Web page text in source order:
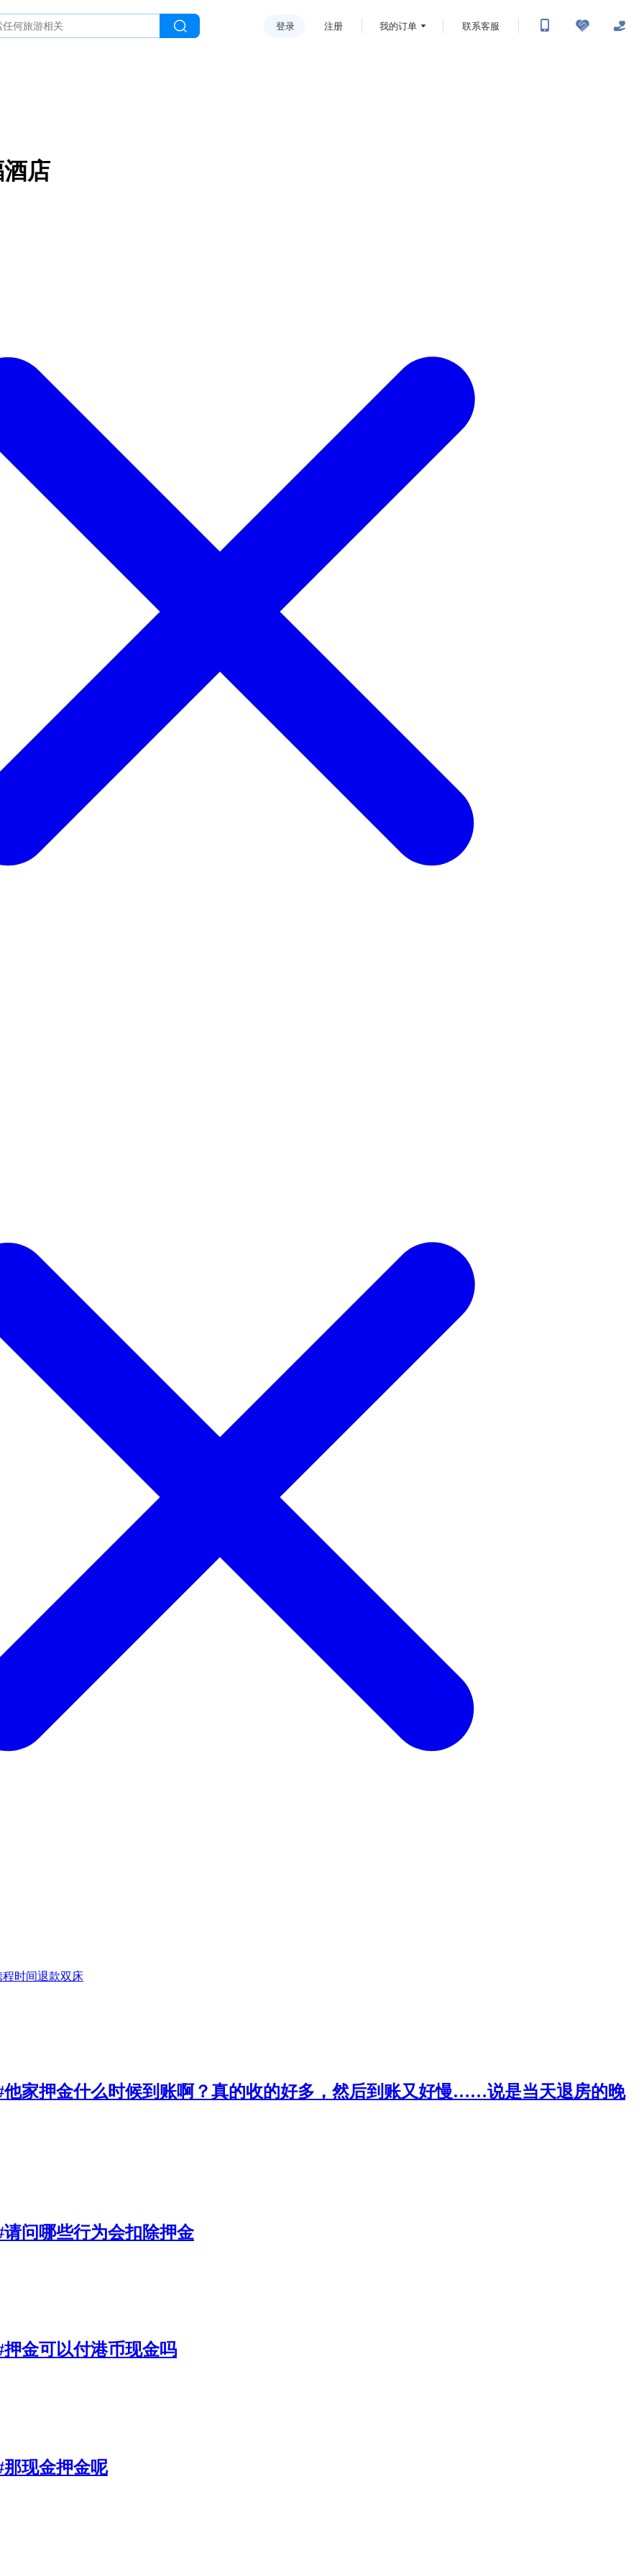
登录 注册 我的订单 联系客服
店
程时间退款双床
家押金什么时候到账啊？真的收的好多，然后到账又好慢……说是当天退房的晚
问哪些行为会扣除押金
金可以付港币现金吗
现金押金呢